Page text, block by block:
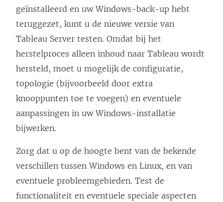
geïnstalleerd en uw Windows-back-up hebt
teruggezet, kunt u de nieuwe versie van
Tableau Server testen. Omdat bij het
herstelproces alleen inhoud naar Tableau wordt
hersteld, moet u mogelijk de configuratie,
topologie (bijvoorbeeld door extra
knooppunten toe te voegen) en eventuele
aanpassingen in uw Windows-installatie
bijwerken.
Zorg dat u op de hoogte bent van de bekende
verschillen tussen Windows en Linux, en van
eventuele probleemgebieden. Test de
functionaliteit en eventuele speciale aspecten